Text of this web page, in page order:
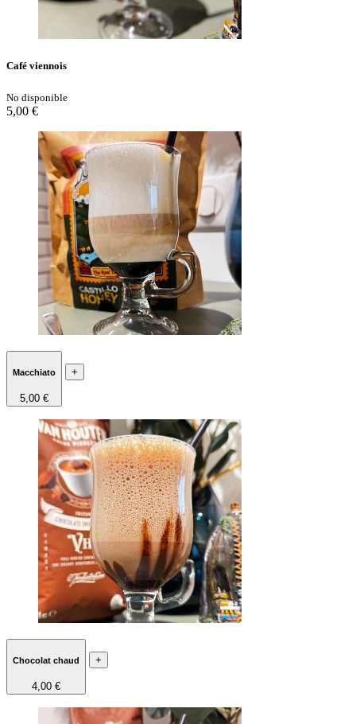
Café viennois
No disponible
5,00 €
Macchiato
5,00 €
+
Chocolat chaud
4,00 €
+